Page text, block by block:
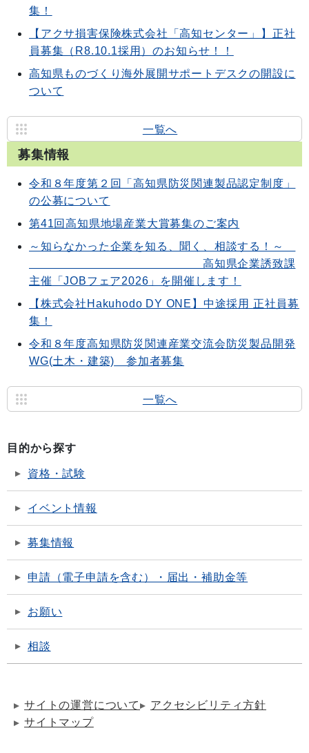
集！
【アクサ損害保険株式会社「高知センター」】正社
員募集（R8.10.1採用）のお知らせ！！
高知県ものづくり海外展開サポートデスクの開設に
ついて
一覧へ
募集情報
令和８年度第２回「高知県防災関連製品認定制度」
の公募について
第41回高知県地場産業大賞募集のご案内
～知らなかった企業を知る、聞く、相談する！～
高知県企業誘致課
主催「JOBフェア2026」を開催します！
【株式会社Hakuhodo DY ONE】中途採用 正社員募
集！
令和８年度高知県防災関連産業交流会防災製品開発
WG(土木・建築) 参加者募集
一覧へ
目的から探す
資格・試験
イベント情報
募集情報
申請（電子申請を含む）・届出・補助金等
お願い
相談
サイトの運営について
アクセシビリティ方針
サイトマップ